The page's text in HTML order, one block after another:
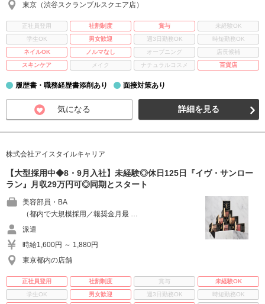
東京（渋谷スクランブルスクエア店）
正社員登用 社割制度 賞与
未経験OK
学生OK
男女歓迎 週3日勤務OK
時短勤務OK
ネイルOK
ノルマなし オープニング
店長候補
スキンケア
メイク ナチュラルコスメ 百貨店
履歴書・職務経歴書添削あり 面接対策あり
気になる 詳細を見る
株式会社アイスタイルキャリア
【大型採用中◆8・9月入社】未経験◎休日125日『イヴ・サンロー
ラン』月収29万円可◎同期とスタート
美容部員・BA
（都内で大規模採用／報奨金月最 …
派遣
時給1,600円 ～ 1,880円
東京都内の店舗
正社員登用 社割制度 賞与
未経験OK
学生OK
男女歓迎 週3日勤務OK 時短勤務OK